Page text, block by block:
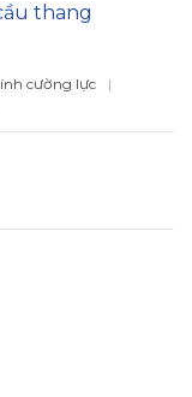
thang
cường lực
|